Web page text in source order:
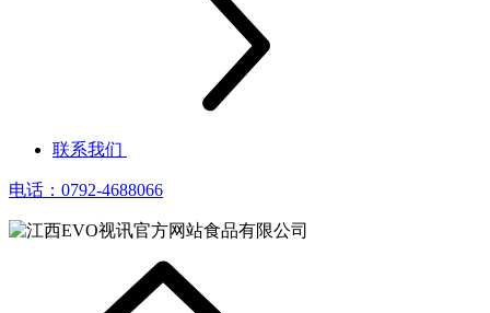
联系我们
电话：0792-4688066